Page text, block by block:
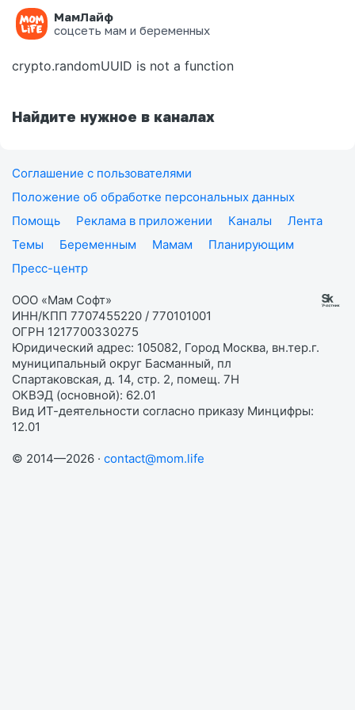
МамЛайф
соцсеть мам и беременных
Ошибка на странице
crypto.randomUUID is not a function
Найдите нужное в каналах
Соглашение с пользователями
Положение об обработке персональных данных
Помощь
Реклама в приложении Каналы
Лента
Темы
Беременным Мамам
Планирующим
Пресс-центр
ООО «Мам Софт»
ИНН/КПП 7707455220 / 770101001
ОГРН 1217700330275
Юридический адрес: 105082, Город Москва, вн.тер.г.
муниципальный округ Басманный, пл
Спартаковская, д. 14, стр. 2, помещ. 7Н
ОКВЭД (основной): 62.01
Вид ИТ-деятельности согласно приказу Минцифры:
12.01
© 2014—2026 · contact@mom.life